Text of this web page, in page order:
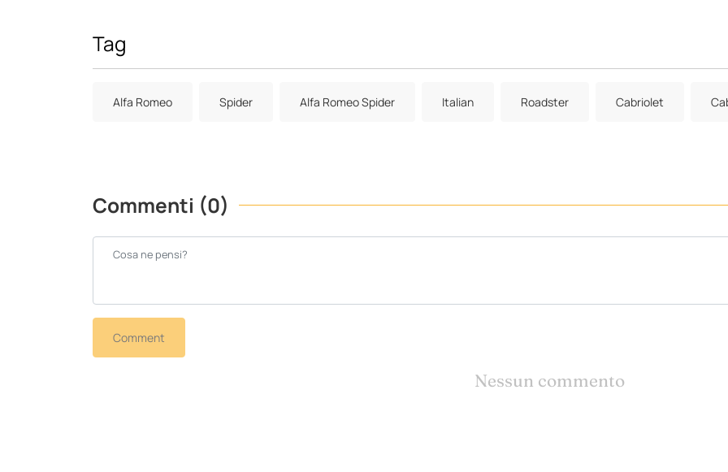
Tag
Alfa Romeo Spider Alfa Romeo Spider Italian Roadster Cabriolet
Commenti (0)
Comment
Nessun commento